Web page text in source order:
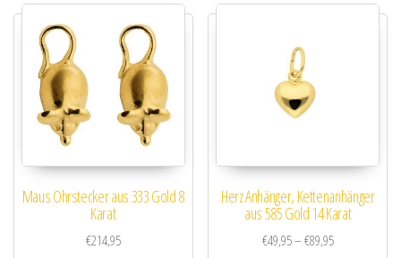
Maus Ohrstecker aus 333 Gold 8
Karat
€214,95
Herz Anhänger, Kettenanhänger
aus 585 Gold 14 Karat
€49,95–€89,95Preisspanne: